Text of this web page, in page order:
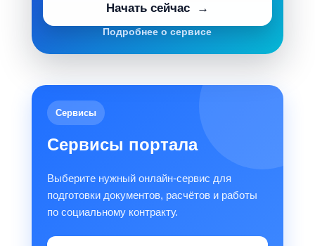
Начать сейчас
Подробнее о сервисе
Сервисы
Сервисы портала
Выберите нужный онлайн-сервис для
подготовки документов, расчётов и работы
по социальному контракту.